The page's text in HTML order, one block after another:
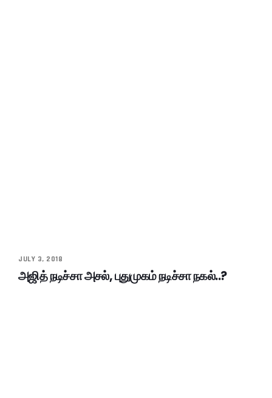
JULY 3, 2018
அஜித் நடிச்சா அசல், புதுமுகம் நடிச்சா நகல்..?